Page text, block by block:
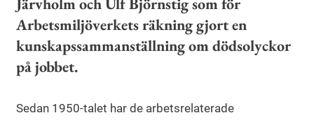
Arbetsmiljöverkets räkning gjort en
kunskapssammanställning om dödsolyckor
på jobbet.
Sedan 1950-talet har de arbetsrelaterade